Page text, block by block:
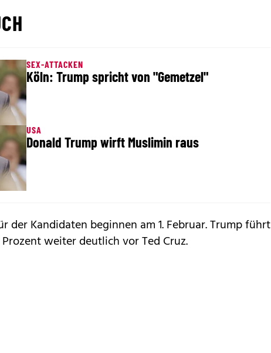
SEX-ATTACKEN
Köln: Trump spricht von "Gemetzel"
USA
Donald Trump wirft Muslimin raus
der Kandidaten beginnen am 1. Februar. Trump führt
weiter deutlich vor Ted Cruz.